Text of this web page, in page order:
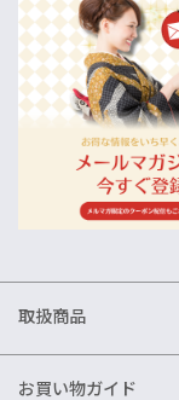
取扱商品
お買い物ガイド